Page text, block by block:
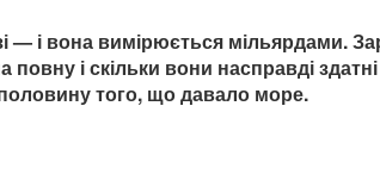
— і вона вимірюється мільярдами.
і скільки вони насправді здатні
того, що давало море.